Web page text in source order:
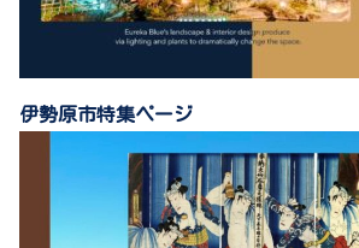
伊勢原市特集ページ